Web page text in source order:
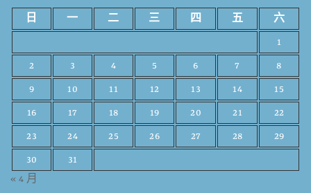
日 一 二 三 四 五 六
1
2 3 4 5 6 7 8
9 10 11 12 13 14 15
16 17 18 19 20 21 22
23 24 25 26 27 28 29
30
31
« 4 月